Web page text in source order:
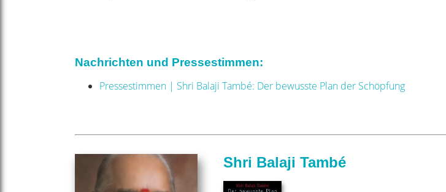
Nachrichten und Pressestimmen:
Pressestimmen | Shri Balaji També: Der bewusste Plan der Schöpfung
Shri Balaji També